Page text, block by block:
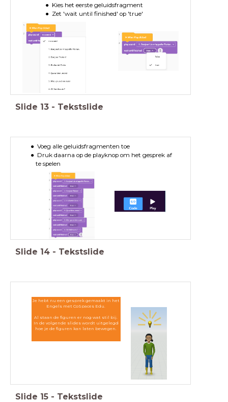
Kies het eerste geluidsfragment
Zet 'wait until finished' op 'true'
Slide 13 - Tekstslide
Voeg alle geluidsfragmenten toe
Druk daarna op de playknop om het gesprek af
te spelen
Slide 14 - Tekstslide
Je hebt nu een gesprek gemaakt in het
Engels met CoSpaces Edu.
Al staan de figuren er nog wat stil bij.
In de volgende slides wordt uitgelegd
hoe je de figuren kan laten bewegen.
Slide 15 - Tekstslide